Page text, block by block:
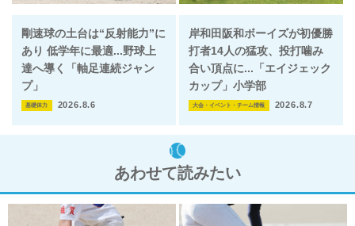
剛速球の土台は“反射能力”に
あり 低学年に最適...野球上
達へ導く「軸足連続ジャン
プ」
基礎体力 2026.8.6
岸和田阪和ボーイズが初優勝
打者14人の猛攻、投打噛み
合い頂点に...「エイジェック
カップ」小学部
大会・イベント・チーム情報 2026.8.7
あわせて読みたい